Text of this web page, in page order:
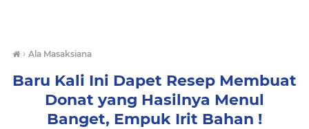
› Ala Masaksiana
Baru Kali Ini Dapet Resep Membuat
Donat yang Hasilnya Menul
Banget, Empuk Irit Bahan !